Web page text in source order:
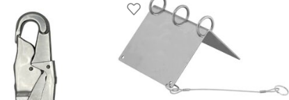
ДОДАТИ В КОШИК